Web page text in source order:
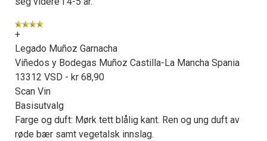
+
Legado Muñoz Garnacha
Viñedos y Bodegas Muñoz Castilla-La Mancha Spania
13312 VSD - kr 68,90
Scan Vin
Basisutvalg
Farge og duft: Mørk tett blålig kant. Ren og ung duft av
røde bær samt vegetalsk innslag.